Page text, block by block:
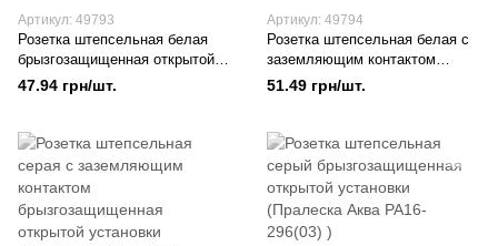
Артикул: 49793
Розетка штепсельная белая
брызгозащищенная открытой
установки (Пралеска Аква
РА16-296)
47.94 грн/шт.
Артикул: 49794
Розетка штепсельная белая с
заземляющим контактом
брызгозащищенная открытой
установки (Пралеска Аква
51.49 грн/шт.